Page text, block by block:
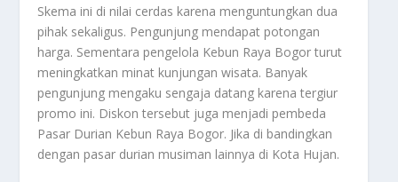
Skema ini di nilai cerdas karena menguntungkan dua
pihak sekaligus. Pengunjung mendapat potongan
harga. Sementara pengelola Kebun Raya Bogor turut
meningkatkan minat kunjungan wisata. Banyak
pengunjung mengaku sengaja datang karena tergiur
promo ini. Diskon tersebut juga menjadi pembeda
Pasar Durian Kebun Raya Bogor. Jika di bandingkan
dengan pasar durian musiman lainnya di Kota Hujan.